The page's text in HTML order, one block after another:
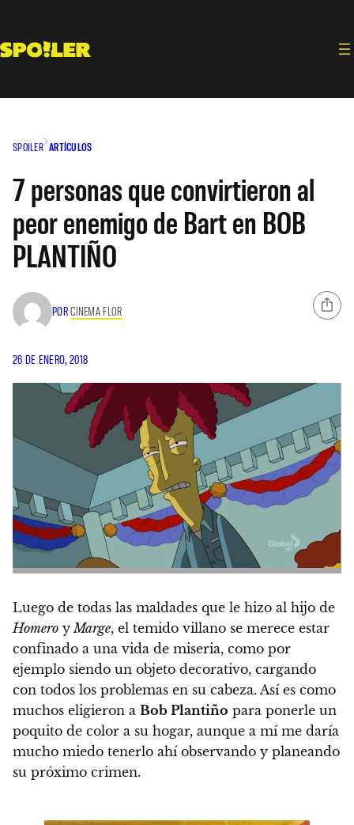
contenido
SPOILER ARTÍCULOS
7 personas que convirtieron al
peor enemigo de Bart en BOB
PLANTIÑO
PORCINEMA FLOR
26 DE ENERO, 2018
Luego de todas las maldades que le hizo al hijo de
Homero y Marge, el temido villano se merece estar
confinado a una vida de miseria, como por
ejemplo siendo un objeto decorativo, cargando
con todos los problemas en su cabeza. Así es como
muchos eligieron a Bob Plantiño para ponerle un
poquito de color a su hogar, aunque a mí me daría
mucho miedo tenerlo ahí observando y planeando
su próximo crimen.